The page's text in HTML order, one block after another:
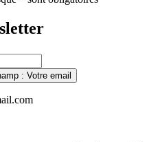
: Votre email